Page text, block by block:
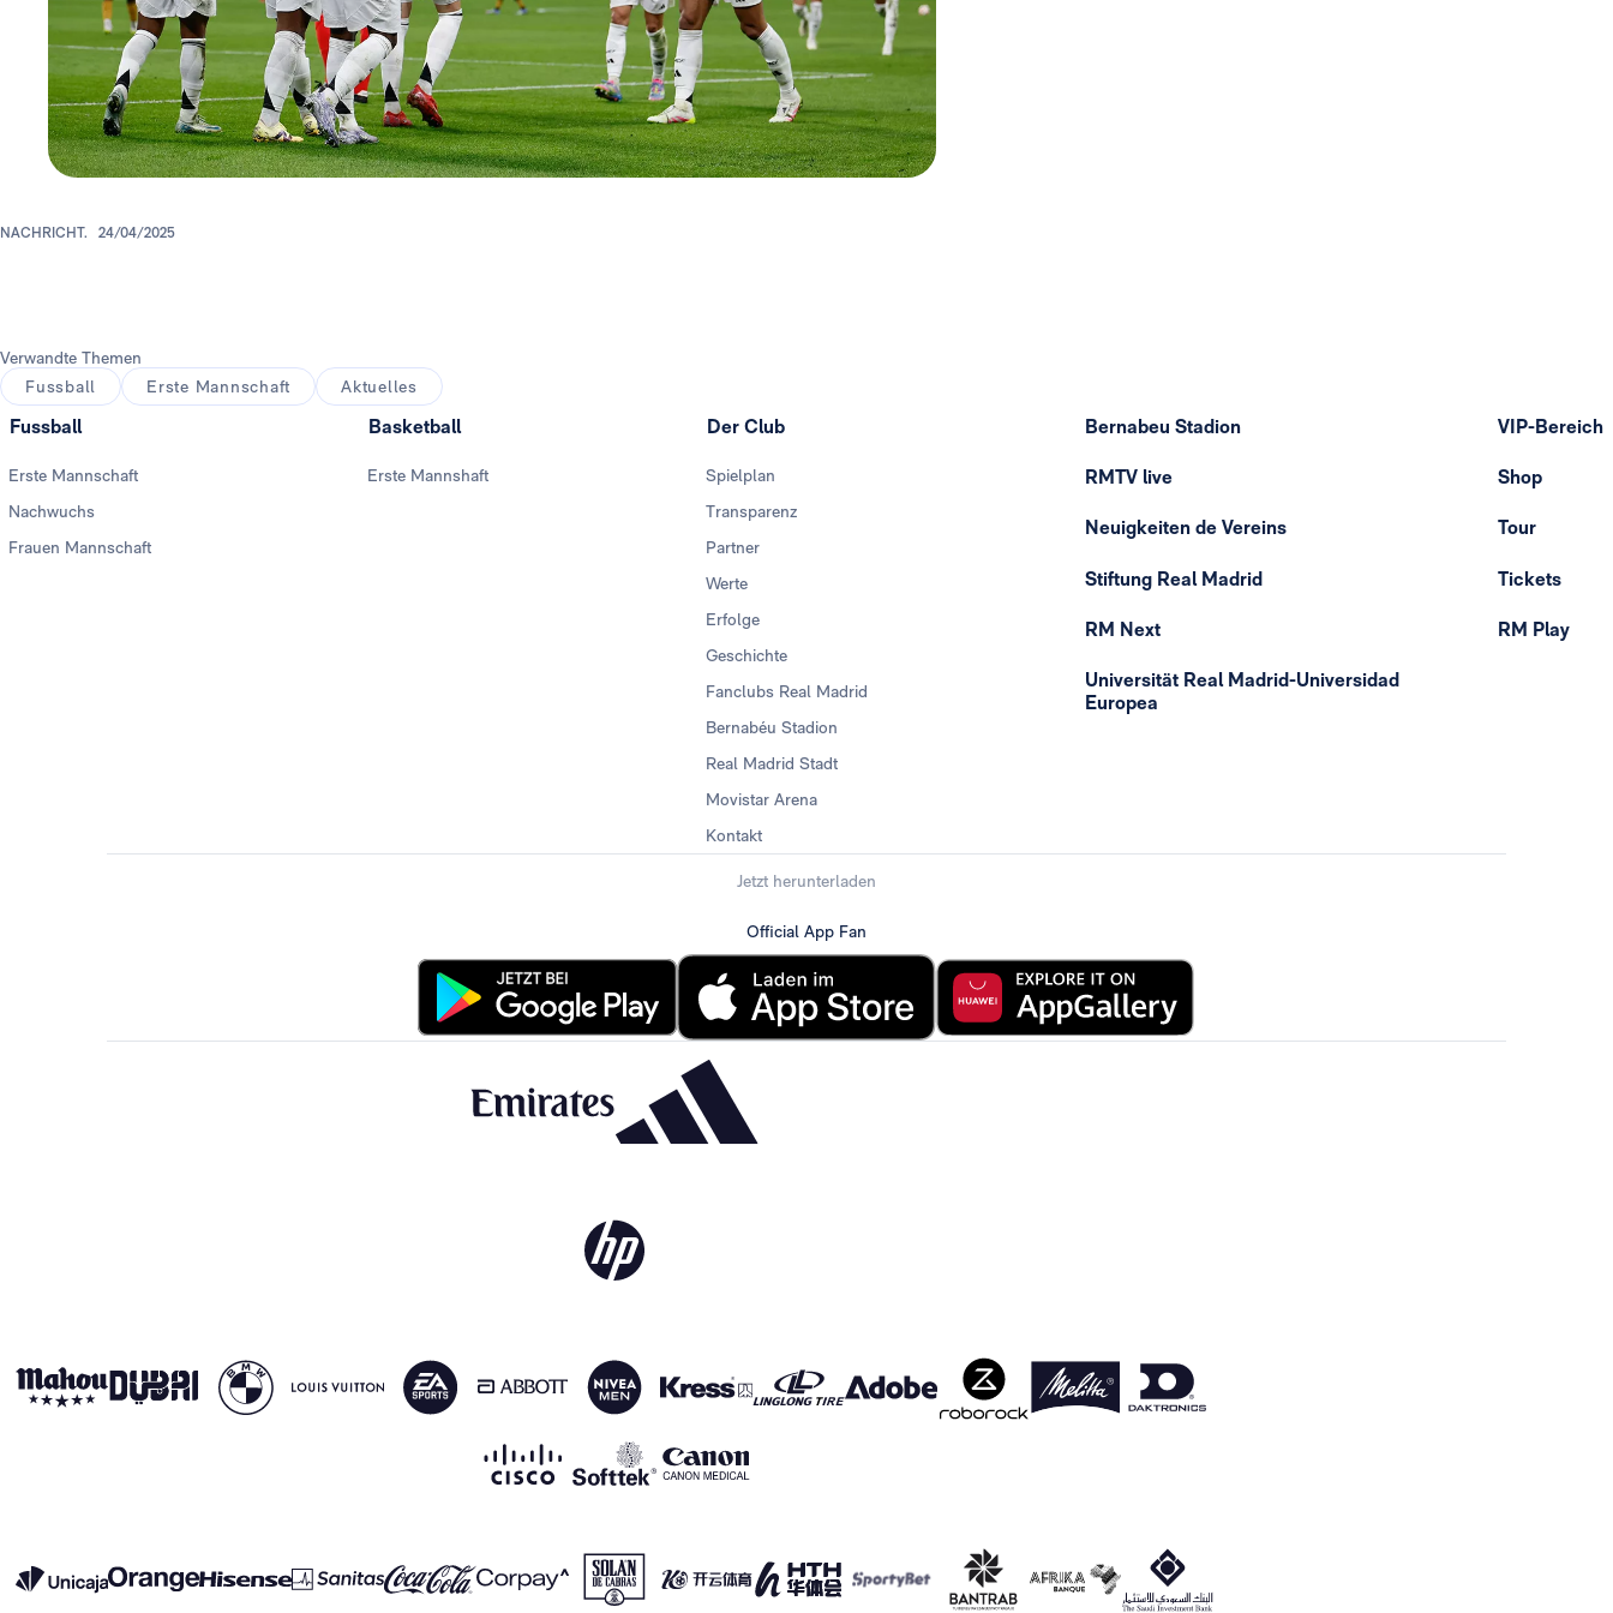
NACHRICHT. 24/04/2025
Verwandte Themen
Fussball
Erste Mannschaft Aktuelles
Fussball
Erste Mannschaft
Nachwuchs
Frauen Mannschaft
Basketball
Erste Mannshaft
Der Club
Spielplan
Transparenz
Partner
Werte
Erfolge
Geschichte
Fanclubs Real Madrid
Bernabéu Stadion
Real Madrid Stadt
Movistar Arena
Kontakt
Bernabeu Stadion
RMTV live
Neuigkeiten de Vereins
Stiftung Real Madrid
RM Next
Universität Real Madrid-Universidad
Europea
VIP-Bereich
Shop
Tour
Tickets
RM Play
Jetzt herunterladen
Official App Fan